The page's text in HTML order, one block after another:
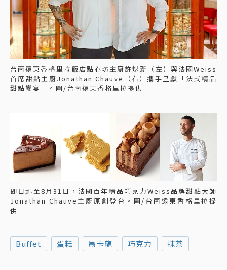
台南遠東香格里拉飯店點心坊主廚許煜新（左）與法國Weiss
首席甜點主廚Jonathan Chauve（右）攜手呈獻「法式精品
甜點饗宴」。圖/台南遠東香格里拉提供
即日起至8月31日，法國百年精品巧克力Weiss品牌甜點大師
Jonathan Chauve主廚原創登台。圖/台南遠東香格里拉提
供
Buffet 蛋糕 馬卡龍 巧克力 抹茶